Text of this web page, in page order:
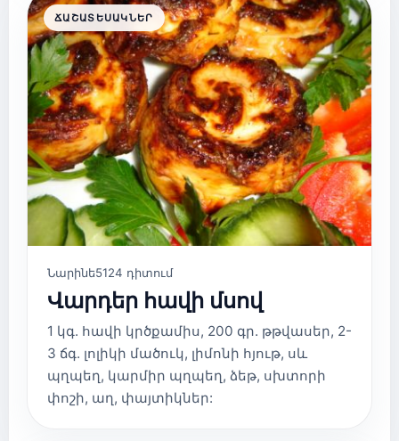
ՃԱՇԱՏԵՍԱԿՆԵՐ
Նարինե5124 դիտում
Վարդեր հավի մսով
1 կգ. հավի կրծքամիս, 200 գր. թթվասեր, 2-
3 ճգ. լոլիկի մածուկ, լիմոնի հյութ, սև
պղպեղ, կարմիր պղպեղ, ձեթ, սխտորի
փոշի, աղ, փայտիկներ: